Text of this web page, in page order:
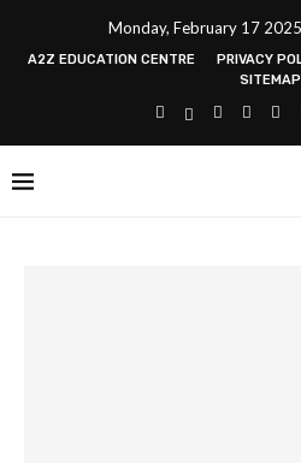
Monday, February 17
A2Z EDUCATION CENTRE PRIVACY
SITEMAP